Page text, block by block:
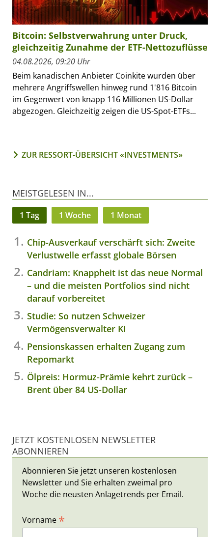
Bitcoin: Selbstverwahrung unter Druck,
gleichzeitig Zunahme der ETF-Nettozuflüsse
04.08.2026, 09:20 Uhr
Beim kanadischen Anbieter Coinkite wurden über
mehrere Angriffswellen hinweg rund 1'816 Bitcoin
im Gegenwert von knapp 116 Millionen US-Dollar
abgezogen. Gleichzeitig zeigen die US-Spot-ETFs...
ZUR RESSORT-ÜBERSICHT «INVESTMENTS»
MEISTGELESEN IN...
1 Tag 1 Woche 1 Monat
Chip-Ausverkauf verschärft sich: Zweite
Verlustwelle erfasst globale Börsen
Candriam: Knappheit ist das neue Normal
– und die meisten Portfolios sind nicht
darauf vorbereitet
Studie: So nutzen Schweizer
Vermögensverwalter KI
Pensionskassen erhalten Zugang zum
Repomarkt
Ölpreis: Hormuz-Prämie kehrt zurück –
Brent über 84 US-Dollar
JETZT KOSTENLOSEN NEWSLETTER
ABONNIEREN
Abonnieren Sie jetzt unseren kostenlosen
Newsletter und Sie erhalten zweimal pro
Woche die neusten Anlagetrends per Email.
Vorname *